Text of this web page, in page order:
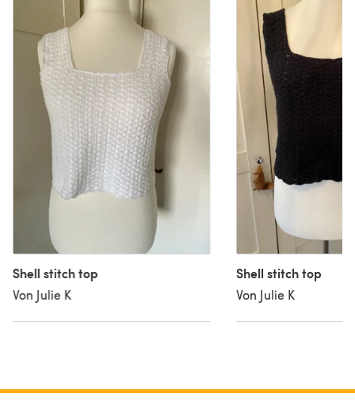
Shell stitch top
Von Julie K
Shell stitch top
Von Julie K